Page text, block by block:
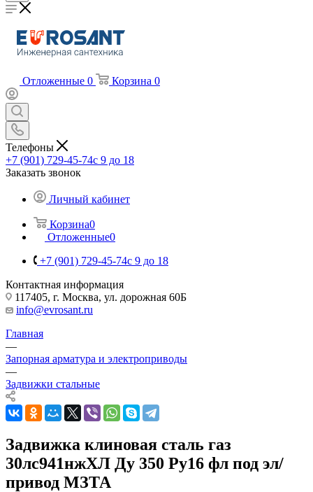
Отложенные 0 Корзина 0
Телефоны
+7 (901) 729-45-74c 9 до 18
Заказать звонок
Личный кабинет
Корзина0
Отложенные0
+7 (901) 729-45-74c 9 до 18
Контактная информация
117405, г. Москва, ул. дорожная 60Б
info@evrosant.ru
Главная
—
Запорная арматура и электроприводы
—
Задвижки стальные
Задвижка клиновая сталь газ
30лс941нжХЛ Ду 350 Ру16 фл под эл/
привод МЗТА